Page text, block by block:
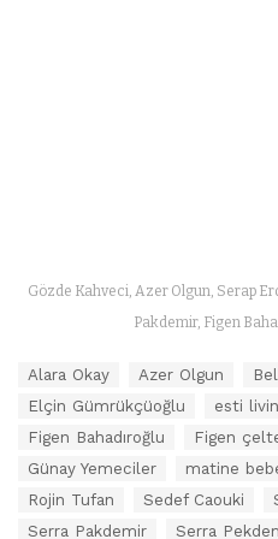
Gözde Kahveci, Azer Olgun, Serap
Pakdemir, Figen
Alara Okay Azer Olgun
Elçin Gümrükçüoğlu
esti
Figen Bahadıroğlu
Figen
Günay Yemeciler
matine
Rojin Tufan
Sedef Caouki
Serra Pakdemir
Serra